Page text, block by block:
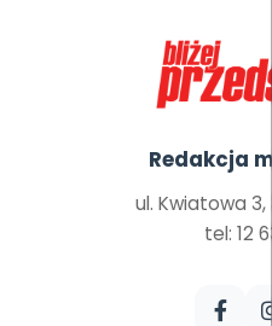
Redakcja
ul. Kwiatowa
tel: 12